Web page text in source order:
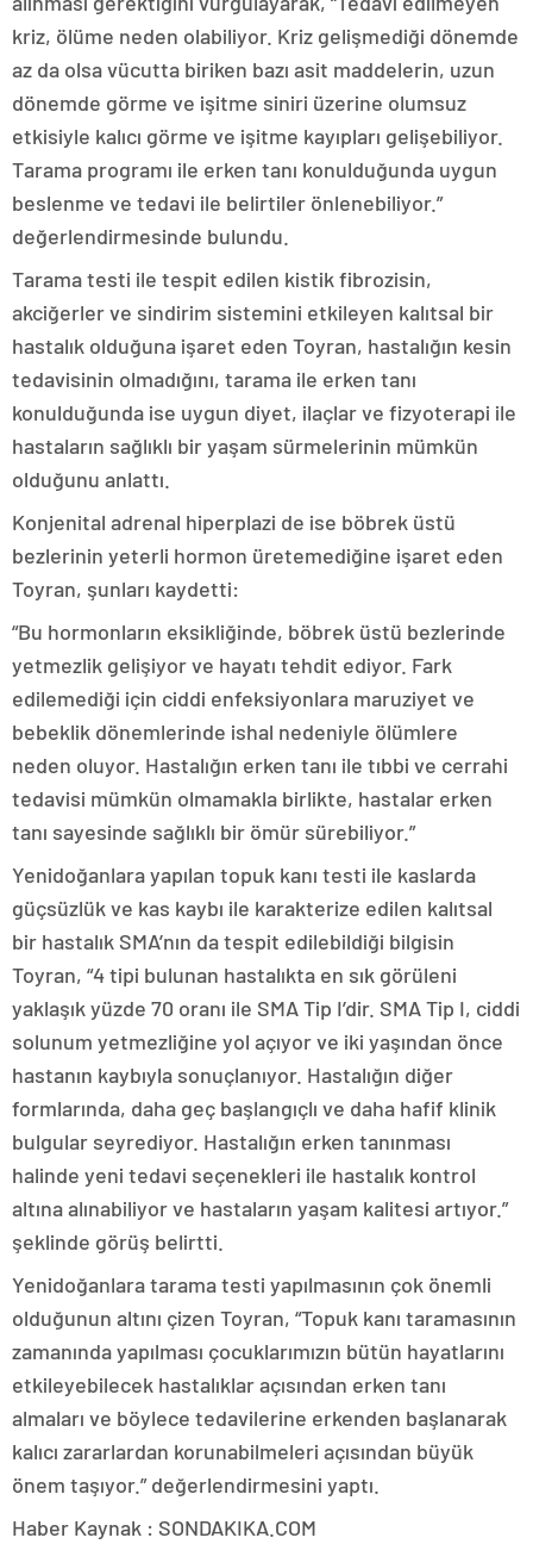
kriz, ölüme neden olabiliyor. Kriz gelişmediği dönemde
az da olsa vücutta biriken bazı asit maddelerin, uzun
dönemde görme ve işitme siniri üzerine olumsuz
etkisiyle kalıcı görme ve işitme kayıpları gelişebiliyor.
Tarama programı ile erken tanı konulduğunda uygun
beslenme ve tedavi ile belirtiler önlenebiliyor.”
değerlendirmesinde bulundu.
Tarama testi ile tespit edilen kistik fibrozisin,
akciğerler ve sindirim sistemini etkileyen kalıtsal bir
hastalık olduğuna işaret eden Toyran, hastalığın kesin
tedavisinin olmadığını, tarama ile erken tanı
konulduğunda ise uygun diyet, ilaçlar ve fizyoterapi ile
hastaların sağlıklı bir yaşam sürmelerinin mümkün
olduğunu anlattı.
Konjenital adrenal hiperplazi de ise böbrek üstü
bezlerinin yeterli hormon üretemediğine işaret eden
Toyran, şunları kaydetti:
“Bu hormonların eksikliğinde, böbrek üstü bezlerinde
yetmezlik gelişiyor ve hayatı tehdit ediyor. Fark
edilemediği için ciddi enfeksiyonlara maruziyet ve
bebeklik dönemlerinde ishal nedeniyle ölümlere
neden oluyor. Hastalığın erken tanı ile tıbbi ve cerrahi
tedavisi mümkün olmamakla birlikte, hastalar erken
tanı sayesinde sağlıklı bir ömür sürebiliyor.”
Yenidoğanlara yapılan topuk kanı testi ile kaslarda
güçsüzlük ve kas kaybı ile karakterize edilen kalıtsal
bir hastalık SMA’nın da tespit edilebildiği bilgisin
Toyran, “4 tipi bulunan hastalıkta en sık görüleni
yaklaşık yüzde 70 oranı ile SMA Tip I’dir. SMA Tip I, ciddi
solunum yetmezliğine yol açıyor ve iki yaşından önce
hastanın kaybıyla sonuçlanıyor. Hastalığın diğer
formlarında, daha geç başlangıçlı ve daha hafif klinik
bulgular seyrediyor. Hastalığın erken tanınması
halinde yeni tedavi seçenekleri ile hastalık kontrol
altına alınabiliyor ve hastaların yaşam kalitesi artıyor.”
şeklinde görüş belirtti.
Yenidoğanlara tarama testi yapılmasının çok önemli
olduğunun altını çizen Toyran, “Topuk kanı taramasının
zamanında yapılması çocuklarımızın bütün hayatlarını
etkileyebilecek hastalıklar açısından erken tanı
almaları ve böylece tedavilerine erkenden başlanarak
kalıcı zararlardan korunabilmeleri açısından büyük
önem taşıyor.” değerlendirmesini yaptı.
Haber Kaynak : SONDAKIKA.COM